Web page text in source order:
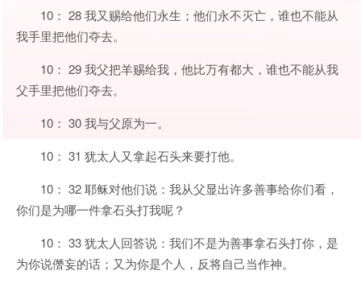
10： 28 我又赐给他们永生；他们永不灭亡，谁也不能从
我手里把他们夺去。
10： 29 我父把羊赐给我，他比万有都大，谁也不能从我
父手里把他们夺去。
10： 30 我与父原为一。
10： 31 犹太人又拿起石头来要打他。
10： 32 耶稣对他们说：我从父显出许多善事给你们看，
你们是为哪一件拿石头打我呢？
10： 33 犹太人回答说：我们不是为善事拿石头打你，是
为你说僭妄的话；又为你是个人，反将自己当作神。